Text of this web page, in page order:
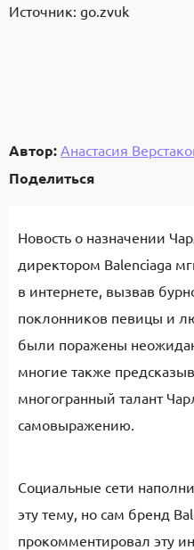
Источник: go.zvuk
Автор: Анастасия
Поделиться
Новость о назначении
директором Balenciaga
в интернете, вызвав
поклонников певицы и
были поражены
многие также
многогранный талант
самовыражению.
Социальные сети
эту тему, но сам бренд
прокомментировал эту